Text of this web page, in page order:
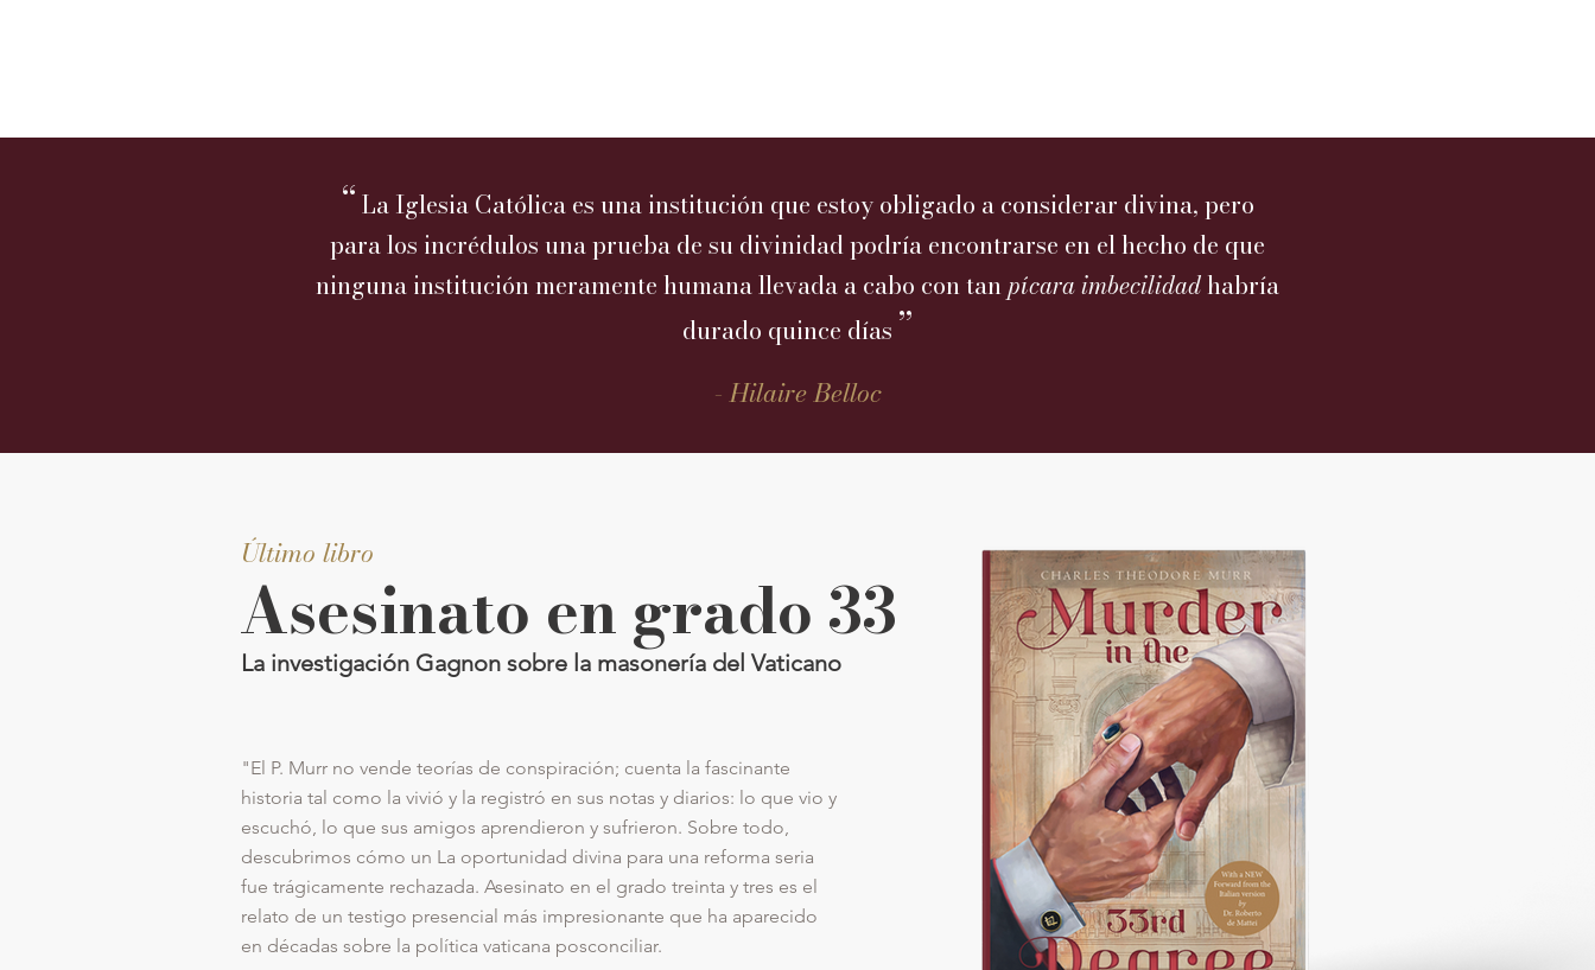
“La Iglesia Católica es una institución que estoy obligado a considerar divina, pero
para los incrédulos una prueba de su divinidad podría encontrarse en el hecho de que
ninguna institución meramente humana llevada a cabo con tanpícara imbecilidadhabría
durado quince días ”
-Hilaire Belloc
Asesinato en grado 33
La investigación Gagnon sobre la masonería del Vaticano
"El P. Murr no vende teorías de conspiración; cuenta la fascinante
historia tal como la vivió y la registró en sus notas y diarios: lo que vio y
escuchó, lo que sus amigos aprendieron y sufrieron. Sobre todo,
descubrimos cómo un La oportunidad divina para una reforma seria
fue trágicamente rechazada. Asesinato en el grado treinta y tres es el
relato de un testigo presencial más impresionante que ha aparecido
en décadas sobre la política vaticana posconciliar.
Último libro